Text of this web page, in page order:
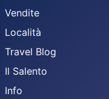
Vendite
Località
Travel Blog
Il Salento
Info